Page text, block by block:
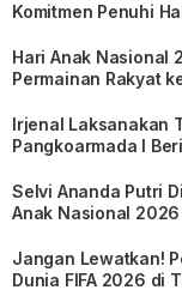
Komitmen Penuhi
Hari Anak Nasional
Permainan Rakyat
Irjenal Laksanakan
Pangkoarmada I
Selvi Ananda Putri
Anak Nasional 2026
Jangan Lewatkan!
Dunia FIFA 2026 di